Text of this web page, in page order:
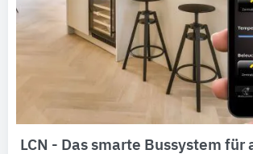
LCN - Das smarte Bussystem für